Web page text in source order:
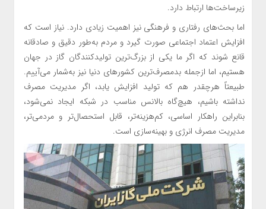
زیرساخت‌ها ارتباط دارد.
اما بحث‌های رفتاری و فرهنگی نیز اهمیت زیادی دارد. نیاز است که
افزایش اعتماد اجتماعی صورت گیرد و مردم به‌طور دقیق و صادقانه
قانع شوند که اگر ما یکی از بزرگ‌ترین تولیدکنندگان گاز در جهان
هستیم، اما ازجمله بدمصرف‌ترین کشور‌های دنیا نیز به‌شمار می‌آییم.
طبیعتاً هرچقدر هم که تولید افزایش یابد، اگر مدیریت مصرف
نداشته باشیم، هیچ‌گاه بالانس مناسب در شبکه ایجاد نمی‌شود،
بنابراین راهکار اساسی، کم‌هزینه‌تر، قابل استحصال‌تر و مردمی‌تر،
مدیریت مصرف انرژی و بهینه‌سازی است.